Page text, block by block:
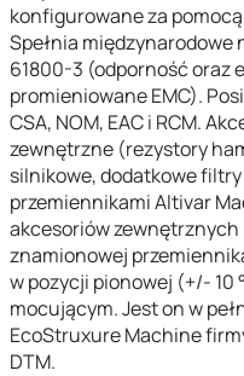
konfigurowane za
Spełnia międzynarodowe
61800-3 (odporność oraz
promieniowane EMC).
CSA, NOM, EAC i RCM.
zewnętrzne (rezystory
silnikowe, dodatkowe
przemiennikami Altivar
akcesoriów zewnętrznych
znamionowej
w pozycji pionowej (+/- 10
mocującym. Jest on w
EcoStruxure Machine
DTM.